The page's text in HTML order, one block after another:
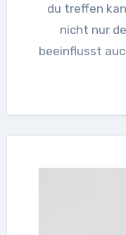
du treffen
nicht nur
beeinflusst